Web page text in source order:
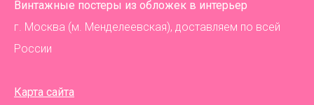
Винтажные постеры из обложек в интерьер
г. Москва (м. Менделеевская), доставляем по всей
России
Карта сайта